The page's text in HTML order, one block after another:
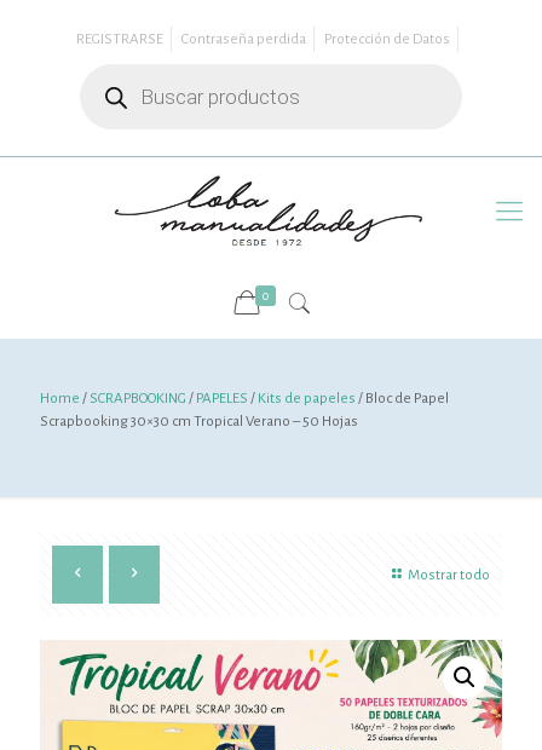
REGISTRARSE Contraseña perdida
Protección de Datos
productos
0
Home / SCRAPBOOKING / PAPELES / Kits de papeles / Bloc de Papel
Scrapbooking 30×30 cm Tropical Verano – 50 Hojas
Mostrar todo